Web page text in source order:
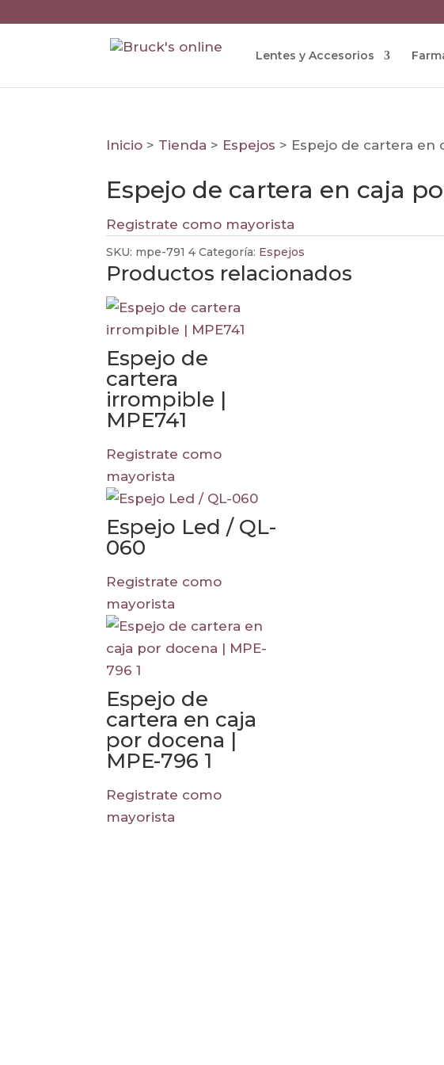
Lentes y Accesorios
Inicio > Tienda > Espejos > Espejo de cartera en
Espejo de cartera en caja
Registrate como mayorista
SKU: mpe-791 4 Categoría: Espejos
Productos relacionados
Espejo de
cartera
irrompible |
MPE741
Registrate como
mayorista
Espejo Led / QL-
060
Registrate como
mayorista
Espejo de
cartera en caja
por docena |
MPE-796 1
Registrate como
mayorista